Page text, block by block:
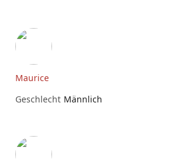
Maurice
Geschlecht Männlich